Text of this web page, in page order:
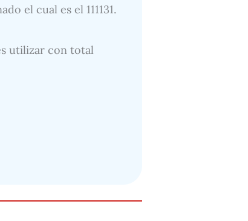
el cual es el 111131.
utilizar con total